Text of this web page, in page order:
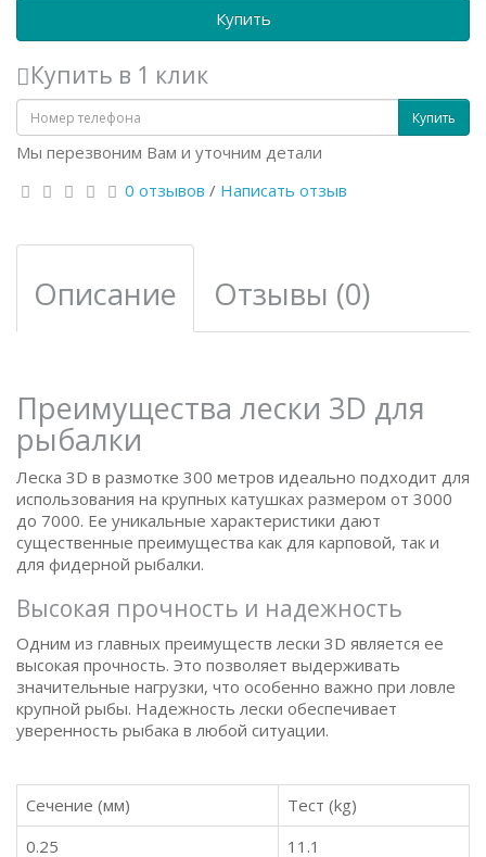
Купить
Купить в 1 клик
Купить
Мы перезвоним Вам и уточним детали
0 отзывов / Написать отзыв
Описание Отзывы (0)
Преимущества лески 3D для
рыбалки
Леска 3D в размотке 300 метров идеально подходит для
использования на крупных катушках размером от 3000
до 7000. Ее уникальные характеристики дают
существенные преимущества как для карповой, так и
для фидерной рыбалки.
Высокая прочность и надежность
Одним из главных преимуществ лески 3D является ее
высокая прочность. Это позволяет выдерживать
значительные нагрузки, что особенно важно при ловле
крупной рыбы. Надежность лески обеспечивает
уверенность рыбака в любой ситуации.
Сечение (мм)
Тест (kg)
0.25
11.1